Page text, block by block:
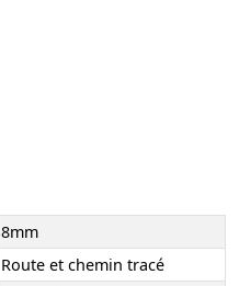
8mm
Route et chemin tracé